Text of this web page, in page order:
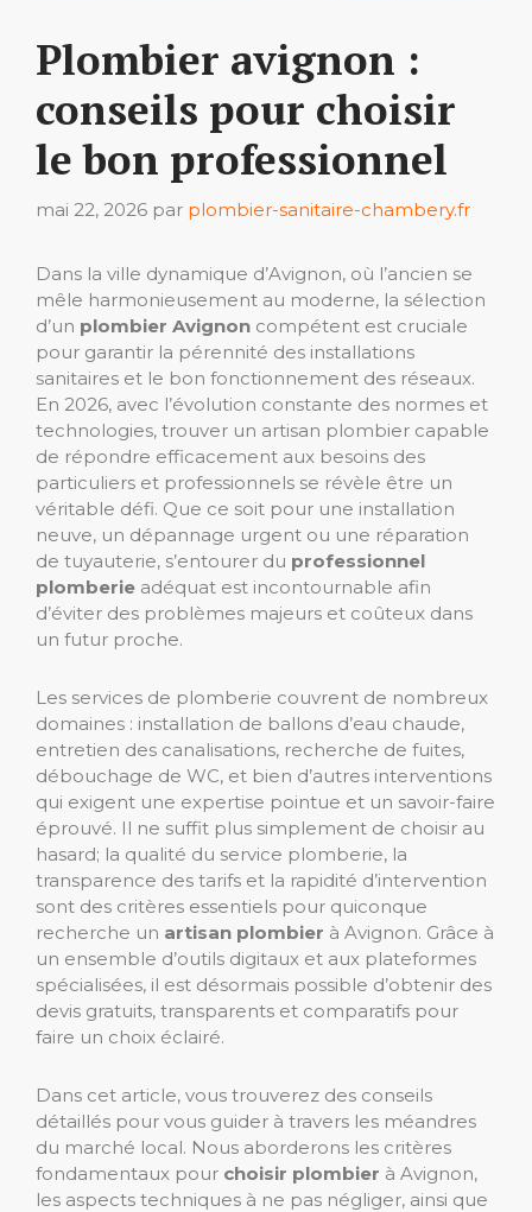
Plombier avignon :
conseils pour choisir
le bon professionnel
mai 22, 2026 par plombier-sanitaire-chambery.fr
Dans la ville dynamique d’Avignon, où l’ancien se
mêle harmonieusement au moderne, la sélection
d’un plombier Avignon compétent est cruciale
pour garantir la pérennité des installations
sanitaires et le bon fonctionnement des réseaux.
En 2026, avec l’évolution constante des normes et
technologies, trouver un artisan plombier capable
de répondre efficacement aux besoins des
particuliers et professionnels se révèle être un
véritable défi. Que ce soit pour une installation
neuve, un dépannage urgent ou une réparation
de tuyauterie, s’entourer du professionnel
plomberie adéquat est incontournable afin
d’éviter des problèmes majeurs et coûteux dans
un futur proche.
Les services de plomberie couvrent de nombreux
domaines : installation de ballons d’eau chaude,
entretien des canalisations, recherche de fuites,
débouchage de WC, et bien d’autres interventions
qui exigent une expertise pointue et un savoir-faire
éprouvé. Il ne suffit plus simplement de choisir au
hasard; la qualité du service plomberie, la
transparence des tarifs et la rapidité d’intervention
sont des critères essentiels pour quiconque
recherche un artisan plombier à Avignon. Grâce à
un ensemble d’outils digitaux et aux plateformes
spécialisées, il est désormais possible d’obtenir des
devis gratuits, transparents et comparatifs pour
faire un choix éclairé.
Dans cet article, vous trouverez des conseils
détaillés pour vous guider à travers les méandres
du marché local. Nous aborderons les critères
fondamentaux pour choisir plombier à Avignon,
les aspects techniques à ne pas négliger, ainsi que